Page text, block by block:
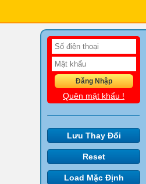
Quên mật khẩu !
Lưu Thay Đổi
Reset
Load Mặc Định